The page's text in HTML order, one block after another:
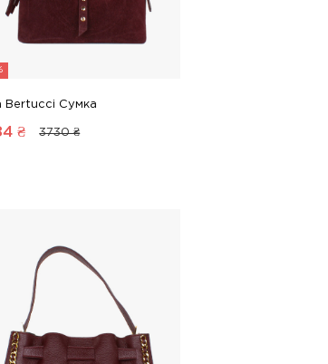
Bertucci Сумка
₴ 3730 ₴